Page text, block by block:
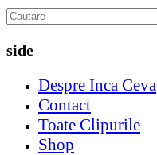
side
Despre Inca Ceva
Contact
Toate Clipurile
Shop